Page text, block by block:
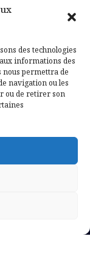
des technologies
informations des
nous permettra de
navigation ou les
ou de retirer son